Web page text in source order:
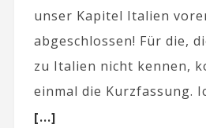
unser Kapitel Italien
abgeschlossen! Für die,
zu Italien nicht kennen,
einmal die Kurzfassung.
[...]